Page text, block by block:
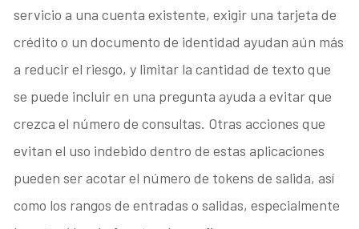
servicio a una cuenta existente, exigir una tarjeta de
crédito o un documento de identidad ayudan aún más
a reducir el riesgo, y limitar la cantidad de texto que
se puede incluir en una pregunta ayuda a evitar que
crezca el número de consultas. Otras acciones que
evitan el uso indebido dentro de estas aplicaciones
pueden ser acotar el número de tokens de salida, así
como los rangos de entradas o salidas, especialmente